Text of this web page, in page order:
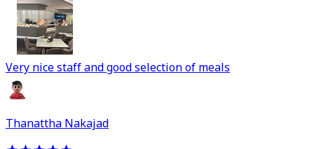
Very nice staff and good selection of meals
Thanattha Nakajad